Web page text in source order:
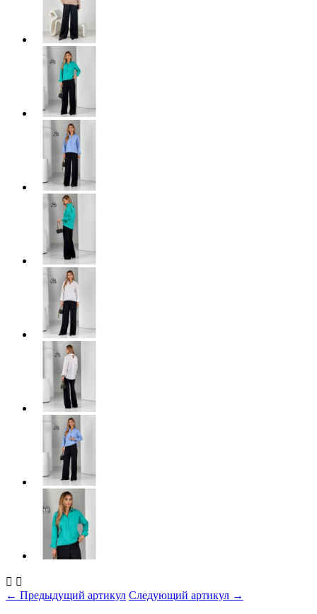
 
← Предыдущий артикул Следующий артикул →